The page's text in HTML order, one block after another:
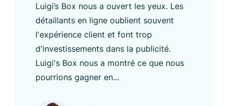
Luigi’s Box nous a ouvert les yeux. Les
détaillants en ligne oublient souvent
l'expérience client et font trop
d'investissements dans la publicité.
Luigi's Box nous a montré ce que nous
pourrions gagner en...